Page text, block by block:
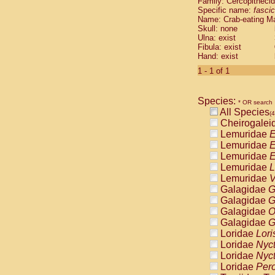
Cebidae
Cebidae
Cebidae
Cebidae
Cebidae
Cebidae
Cebidae
Cebidae
Cebidae
Cebidae
Cebidae
Cebidae
Atelidae
Atelidae
Atelidae
Atelidae
Atelidae
Atelidae
Atelidae
Atelidae
Atelidae
Atelidae
Pitheciidae
Specific name:
Name: Crab-eating
Skull: none
Ulna: exist
Fibula: exist
Hand: exist
1 - 1 of 1
Species: * OR search
All Species
Lemuridae
Lemuridae
Lemuridae
Lemuridae
Lemuridae
Galagidae
Galagidae
Galagidae
Galagidae
Loridae
Loridae
Loridae
Loridae